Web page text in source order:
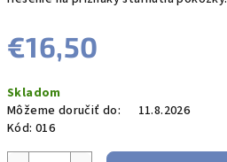
€16,50
cena:
Skladom
Môžeme doručiť do:
11.8.2026
Kód: 016